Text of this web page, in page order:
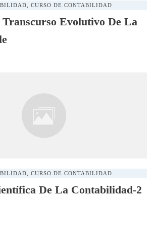
CURSO DE CONTABILIDAD
Evolutivo De La
CURSO DE CONTABILIDAD
De La Contabilidad-2